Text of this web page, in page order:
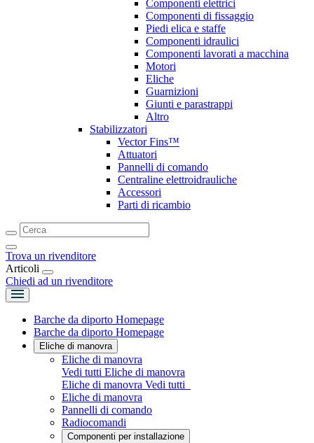
Componenti elettrici
Componenti di fissaggio
Piedi elica e staffe
Componenti idraulici
Componenti lavorati a macchina
Motori
Eliche
Guarnizioni
Giunti e parastrappi
Altro
Stabilizzatori
Vector Fins™
Attuatori
Pannelli di comando
Centraline elettroidrauliche
Accessori
Parti di ricambio
Trova un rivenditore
Articoli
Chiedi ad un rivenditore
Barche da diporto Homepage
Barche da diporto Homepage
Eliche di manovra
Eliche di manovra
Vedi tutti Eliche di manovra
Eliche di manovra Vedi tutti
Eliche di manovra
Pannelli di comando
Radiocomandi
Componenti per installazione